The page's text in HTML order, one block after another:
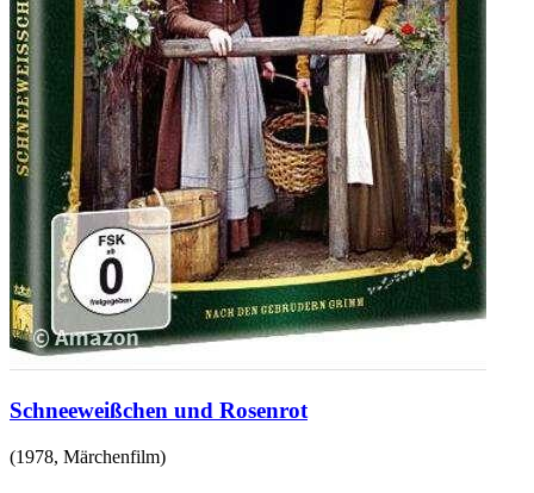
Schneeweißchen und Rosenrot
(1978, Märchenfilm)